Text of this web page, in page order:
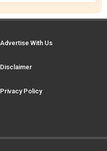
Advertise With Us
Disclaimer
Privacy Policy